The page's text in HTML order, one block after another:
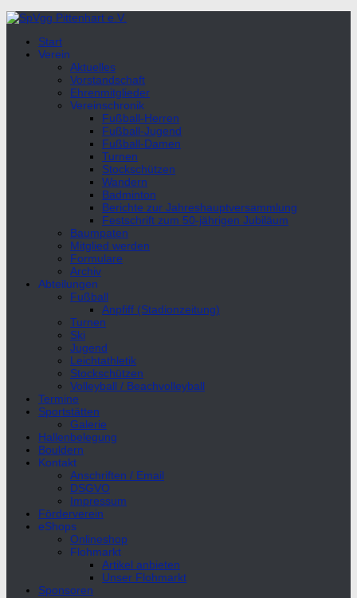
Unter
Inhalt
Start
Verein
Aktuelles
Vorstandschaft
Ehrenmitglieder
Vereinschronik
Fußball-Herren
Fußball-Jugend
Fußball-Damen
Turnen
Stockschützen
Wandern
Badminton
Berichte zur Jahreshauptversammlung
Festschrift zum 50-jährigen Jubiläum
Baumpaten
Mitglied werden
Formulare
Archiv
Abteilungen
Fußball
Anpfiff (Stadionzeitung)
Turnen
Ski
Jugend
Leichtathletik
Stockschützen
Volleyball / Beachvolleyball
Termine
Sportstätten
Galerie
Hallenbelegung
Bouldern
Kontakt
Anschriften / Email
DSGVO
Impressum
Förderverein
eShops
Onlineshop
Flohmarkt
Artikel anbieten
Unser Flohmarkt
Sponsoren